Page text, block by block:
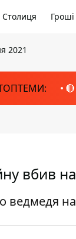
Столиця Гроші
2021
вбив
ведмедя